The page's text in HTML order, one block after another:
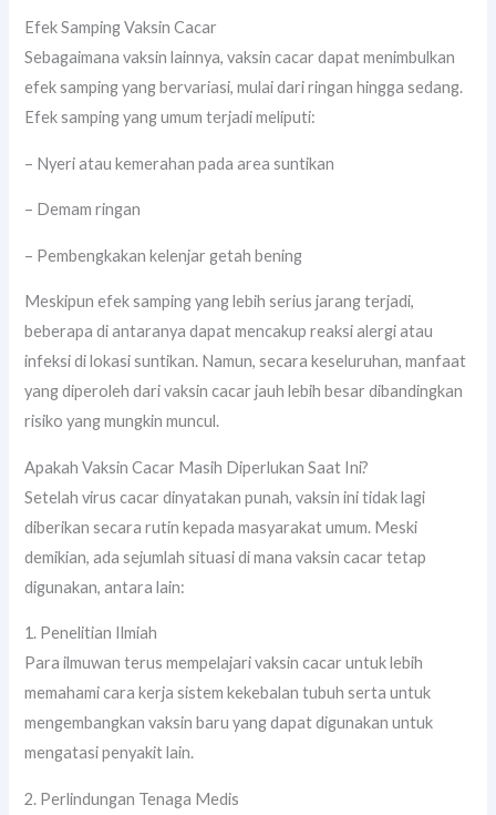
Efek Samping Vaksin Cacar
Sebagaimana vaksin lainnya, vaksin cacar dapat menimbulkan
efek samping yang bervariasi, mulai dari ringan hingga sedang.
Efek samping yang umum terjadi meliputi:
– Nyeri atau kemerahan pada area suntikan
– Demam ringan
– Pembengkakan kelenjar getah bening
Meskipun efek samping yang lebih serius jarang terjadi,
beberapa di antaranya dapat mencakup reaksi alergi atau
infeksi di lokasi suntikan. Namun, secara keseluruhan, manfaat
yang diperoleh dari vaksin cacar jauh lebih besar dibandingkan
risiko yang mungkin muncul.
Apakah Vaksin Cacar Masih Diperlukan Saat Ini?
Setelah virus cacar dinyatakan punah, vaksin ini tidak lagi
diberikan secara rutin kepada masyarakat umum. Meski
demikian, ada sejumlah situasi di mana vaksin cacar tetap
digunakan, antara lain:
1. Penelitian Ilmiah
Para ilmuwan terus mempelajari vaksin cacar untuk lebih
memahami cara kerja sistem kekebalan tubuh serta untuk
mengembangkan vaksin baru yang dapat digunakan untuk
mengatasi penyakit lain.
2. Perlindungan Tenaga Medis